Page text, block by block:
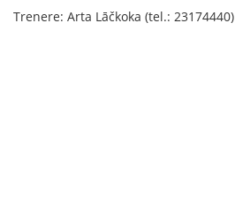
Trenere: Arta Lāčkoka (tel.: 23174440)